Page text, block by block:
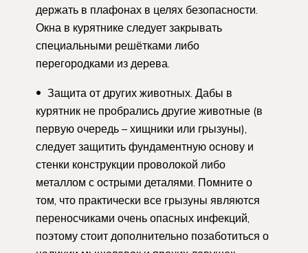
держать в плафонах в целях безопасности.
Окна в курятнике следует закрывать
специальными решётками либо
перегородками из дерева.
Защита от других животных. Дабы в
курятник не пробрались другие животные (в
первую очередь – хищники или грызуны),
следует защитить фундаментную основу и
стенки конструкции проволокой либо
металлом с острыми деталями. Помните о
том, что практически все грызуны являются
переносчиками очень опасных инфекций,
поэтому стоит дополнительно позаботиться о